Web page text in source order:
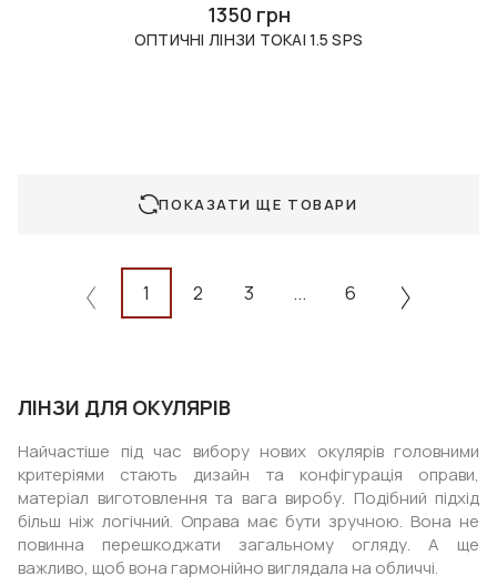
1350 грн
ОПТИЧНІ ЛІНЗИ TOKAI 1.5 SPS
ПОКАЗАТИ ЩЕ ТОВАРИ
1 2 3 ... 6
ЛІНЗИ ДЛЯ ОКУЛЯРІВ
Найчастіше під час вибору нових окулярів головними
критеріями стають дизайн та конфігурація оправи,
матеріал виготовлення та вага виробу. Подібний підхід
більш ніж логічний. Оправа має бути зручною. Вона не
повинна перешкоджати загальному огляду. А ще
важливо, щоб вона гармонійно виглядала на обличчі.